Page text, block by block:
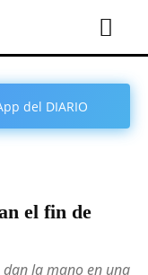
del DIARIO
el fin de
dan la mano en una